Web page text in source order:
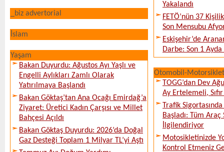
_biz advertorial
İslam
Yaşam
Bakan Duyurdu: Ağustos Ayı Yaşlı ve
Engelli Aylıkları Zamlı Olarak
Yatırılmaya Başlandı
Bakan Göktaş’tan Ana Ocağı Emirdağ’a
Ziyaret: Üretici Kadın Çarşısı ve Millet
Bahçesi Açıldı
Bakan Göktaş Duyurdu: 2026’da Doğal
Gaz Desteği Toplam 1 Milyar TL’yi Aştı
Yakalandı
FETÖ’nün 37
Son Mensubu
Eskişehir’de
Darbe: Son 1 Ayda
Otomobil-Motorsiklet
TOGG’dan Dev
Ay Ertelemeli,
Trafik
Başladı: Tüm
İlgilendiriyor
Motosikletinizde
Kontrol Etmeniz